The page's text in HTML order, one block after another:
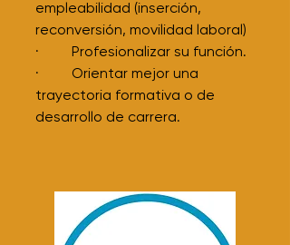
empleabilidad (inserción,
reconversión, movilidad laboral)
· Profesionalizar su función.
· Orientar mejor una
trayectoria formativa o de
desarrollo de carrera.